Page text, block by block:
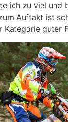
ich zu viel und
Auftakt ist
Kategorie guter